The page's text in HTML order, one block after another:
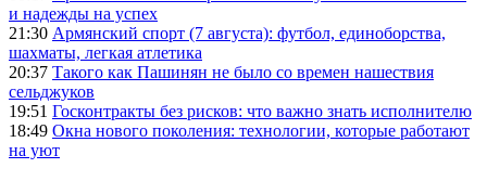
и надежды на успех
21:30 Армянский спорт (7 августа): футбол, единоборства,
шахматы, легкая атлетика
20:37 Такого как Пашинян не было со времен нашествия
сельджуков
19:51 Госконтракты без рисков: что важно знать исполнителю
18:49 Окна нового поколения: технологии, которые работают
на уют